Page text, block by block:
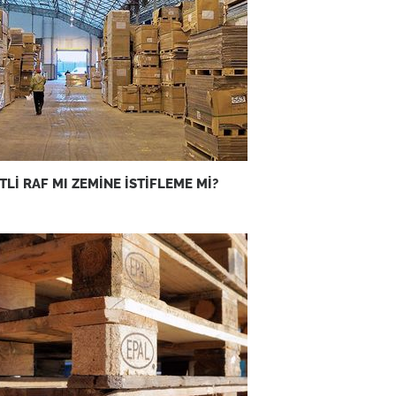
RAF MI ZEMİNE İSTİFLEME Mİ?